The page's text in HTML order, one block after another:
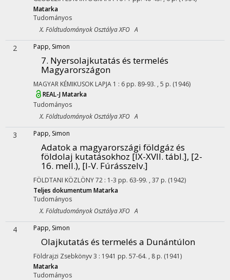
Matarka
Tudományos
X. Földtudományok Osztálya XFO A
2 Papp, Simon
7. Nyersolajkutatás és termelés
Magyarországon
MAGYAR KÉMIKUSOK LAPJA 1 : 6 pp. 89-93. , 5 p. (1946)
REAL-JMatarka
Tudományos
X. Földtudományok Osztálya XFO A
3 Papp, Simon
Adatok a magyarországi földgáz és
földolaj kutatásokhoz [IX-XVII. tábl.], [2-
16. mell.), [I-V. Fúrásszelv.]
FÖLDTANI KÖZLÖNY72 : 1-3 pp. 63-99. , 37 p. (1942)
Teljes dokumentumMatarka
Tudományos
X. Földtudományok Osztálya XFO A
4 Papp, Simon
Olajkutatás és termelés a Dunántúlon
Földrajzi Zsebkönyv3 : 1941 pp. 57-64. , 8 p. (1941)
Matarka
Tudományos